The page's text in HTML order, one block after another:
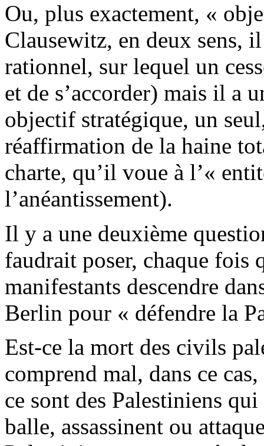
Ou, plus exactement, «
Clausewitz, en deux sens,
rationnel, sur lequel un
et de s’accorder) mais il a
objectif stratégique, un
réaffirmation de la haine
charte, qu’il voue à l’«
l’anéantissement).
Il y a une deuxième
faudrait poser, chaque fois
manifestants descendre
Berlin pour « défendre la
Est-ce la mort des civils
comprend mal, dans ce
ce sont des Palestiniens
balle, assassinent ou